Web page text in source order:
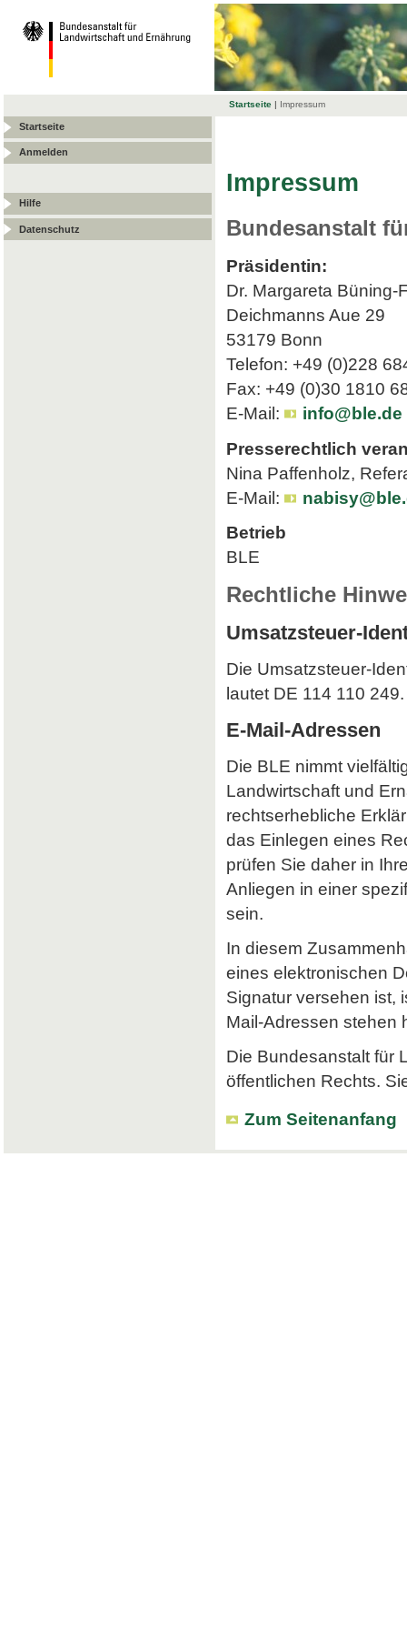
Startseite | Impressum
Startseite
Anmelden
Hilfe
Datenschutz
Impressum
Bundesanstalt
Präsidentin:
Dr. Margareta Büning-
Deichmanns Aue 29
53179 Bonn
Telefon: +49 (0)228
Fax: +49 (0)30 1810
E-Mail:
info@ble.de
Presserechtlich
Nina Paffenholz,
E-Mail:
Betrieb
BLE
Rechtliche
Umsatzsteuer-
Die Umsatzsteuer-
lautet DE 114 110 249.
E-Mail-Adressen
Die BLE nimmt
Landwirtschaft und
rechtserhebliche
das Einlegen eines
prüfen Sie daher in
Anliegen in einer
sein.
In diesem
eines elektronischen
Signatur versehen ist,
Mail-Adressen stehen
Die Bundesanstalt für
öffentlichen Rechts.
Zum Seitenanfang